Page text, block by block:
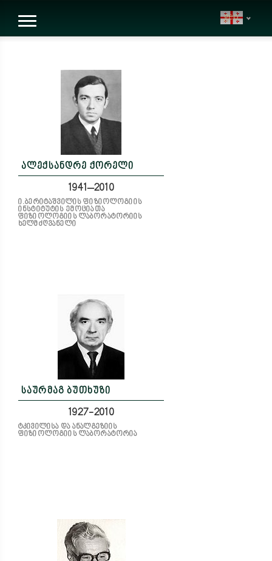
geo
ალექსანდრე ქორელი
1941–2010
ი.ბერიტაშვილის ფიზიოლოგიის
ინსტიტუტის ემოციათა
ფიზიოლოგიის ლაბორატორიის
ხელმძღვანელი
საურმაგ ბუთხუზი
1927-2010
ტკივილისა და ანალგეზიის
ფიზიოლოგიის ლაბორატორია